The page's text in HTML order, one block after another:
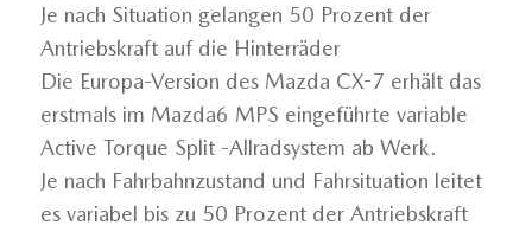
Je nach Situation gelangen 50 Prozent der
Antriebskraft auf die Hinterräder
Die Europa-Version des Mazda CX-7 erhält das
erstmals im Mazda6 MPS eingeführte variable
Active Torque Split -Allradsystem ab Werk.
Je nach Fahrbahnzustand und Fahrsituation leitet
es variabel bis zu 50 Prozent der Antriebskraft